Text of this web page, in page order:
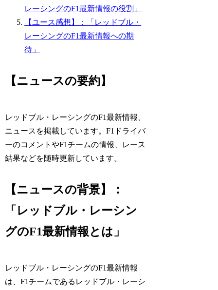
レーシングのF1最新情報の役割」
【ユース感想】：「レッドブル・
レーシングのF1最新情報への期
待」
【ニュースの要約】
レッドブル・レーシングのF1最新情報、
ニュースを掲載しています。F1ドライバ
ーのコメントやF1チームの情報、レース
結果などを随時更新しています。
【ニュースの背景】：
「レッドブル・レーシン
グのF1最新情報とは」
レッドブル・レーシングのF1最新情報
は、F1チームであるレッドブル・レーシ